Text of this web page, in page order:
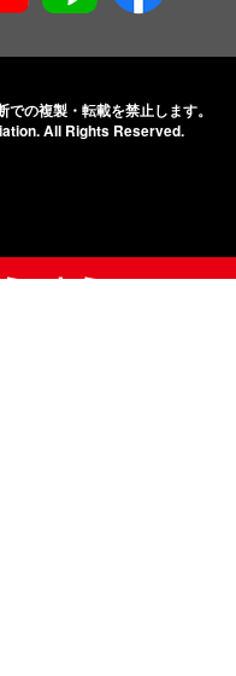
での複製・転載を禁止します。
All Rights Reserved.